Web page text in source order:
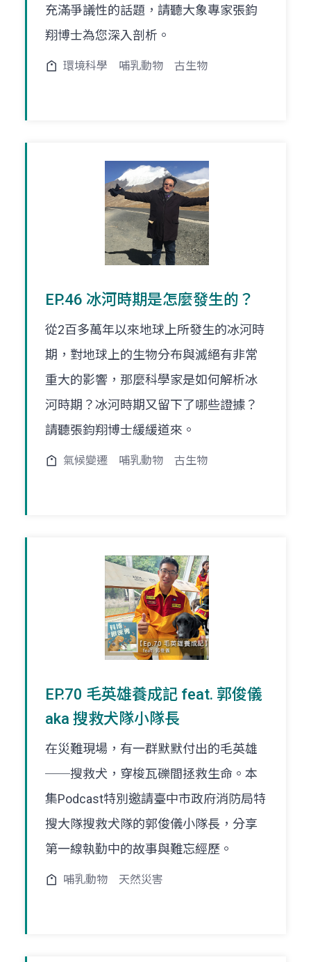
充滿爭議性的話題，請聽大象專家張鈞
翔博士為您深入剖析。
環境科學 哺乳動物 古生物
EP.46 冰河時期是怎麼發生的？
從2百多萬年以來地球上所發生的冰河時
期，對地球上的生物分布與滅絕有非常
重大的影響，那麼科學家是如何解析冰
河時期？冰河時期又留下了哪些證據？
請聽張鈞翔博士緩緩道來。
氣候變遷 哺乳動物 古生物
EP.70 毛英雄養成記 feat. 郭俊儀
aka 搜救犬隊小隊長
在災難現場，有一群默默付出的毛英雄
──搜救犬，穿梭瓦礫間拯救生命。本
集Podcast特別邀請臺中市政府消防局特
搜大隊搜救犬隊的郭俊儀小隊長，分享
第一線執勤中的故事與難忘經歷。
哺乳動物 天然災害